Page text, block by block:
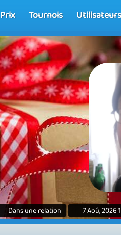
Prix Tournois Utilisateurs
Dans une relation 7 Aoû, 2026